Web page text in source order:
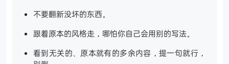
不要翻新没坏的东西。
跟着原本的风格走，哪怕你自己会用别的写法。
看到无关的、原本就有的多余内容，提一句就行，